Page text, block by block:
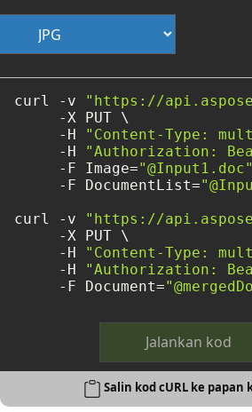
curl -v
"https://
     -X PUT \
     -H
"Content-Type:
     -H
"Authorization:
     -F Image=
"@Input1.doc"
     -F DocumentList=
curl -v
"https://
     -X PUT \
     -H
"Content-Type:
     -H
"Authorization:
     -F Document=
Jalankan kod
Salin kod cURL ke papan